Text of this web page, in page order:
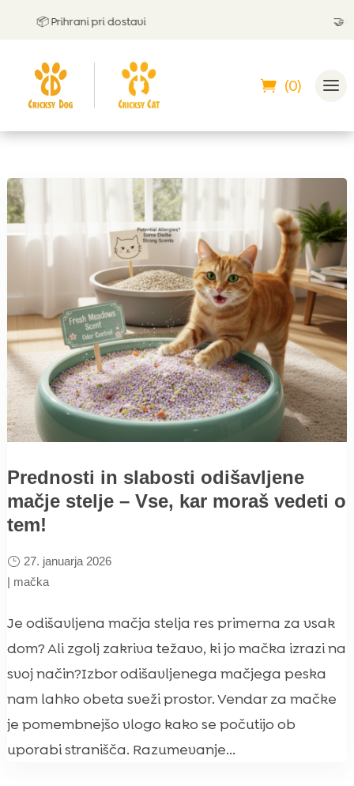
📦 Prihrani pri dostavi
(0)
Prednosti in slabosti odišavljene
mačje stelje – Vse, kar moraš vedeti o
tem!
27. januarja 2026
| mačka
Je odišavljena mačja stelja res primerna za vsak
dom? Ali zgolj zakriva težavo, ki jo mačka izrazi na
svoj način?Izbor odišavljenega mačjega peska
nam lahko obeta sveži prostor. Vendar za mačke
je pomembnejšo vlogo kako se počutijo ob
uporabi stranišča. Razumevanje...